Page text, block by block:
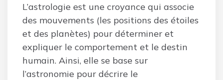
L’astrologie est une croyance qui associe
des mouvements (les positions des étoiles
et des planètes) pour déterminer et
expliquer le comportement et le destin
humain. Ainsi, elle se base sur
l’astronomie pour décrire le